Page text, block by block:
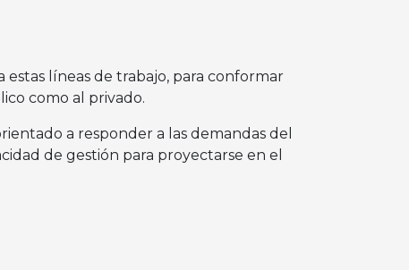
estas líneas de trabajo, para conformar
como al privado.
a responder a las demandas del
de gestión para proyectarse en el